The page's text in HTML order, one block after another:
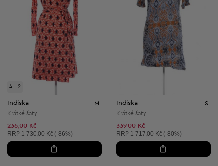
4 = 2
Indiska M
Krátké šaty
236,00 Kč
Doporučená cena:
RRP 1 730,00 Kč (-86%)
Indiska S
Krátké šaty
339,00 Kč
Doporučená cena:
RRP 1 717,00 Kč (-80%)